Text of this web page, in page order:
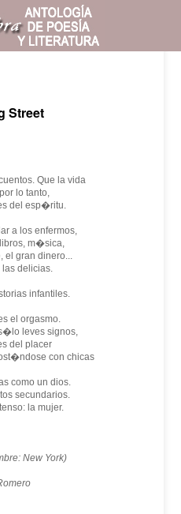
Street
Que la vida
lo tanto,
del esp�ritu.
a los enfermos,
m�sica,
el gran dinero...
delicias.
infantiles.
el orgasmo.
leves signos,
del placer
con chicas
como un dios.
secundarios.
la mujer.
New York)